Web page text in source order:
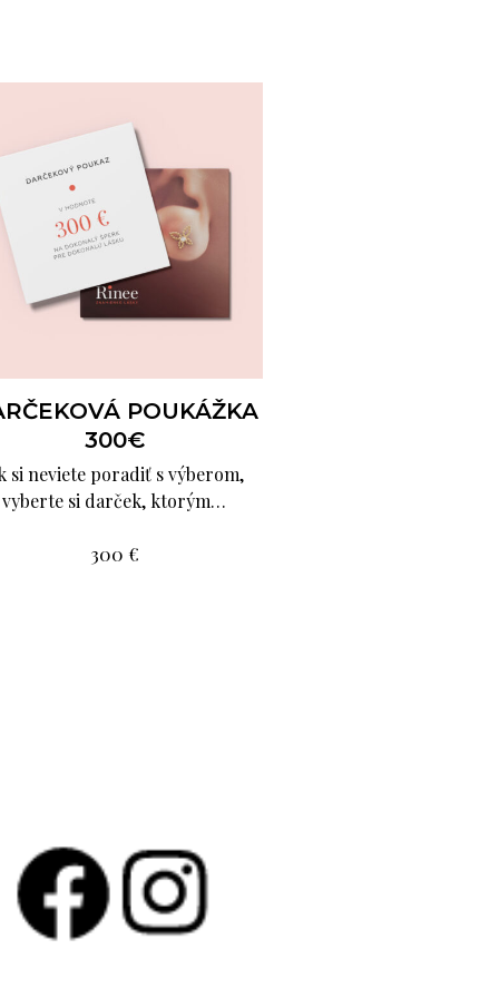
POUKÁŽKA
300€
si neviete poradiť s výberom,
vyberte si darček, ktorým…
300 €